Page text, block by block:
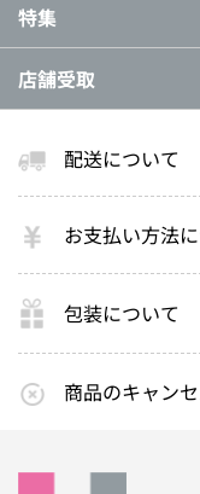
特集
店舗受取
配送について
お支払い方法
包装について
商品のキャン